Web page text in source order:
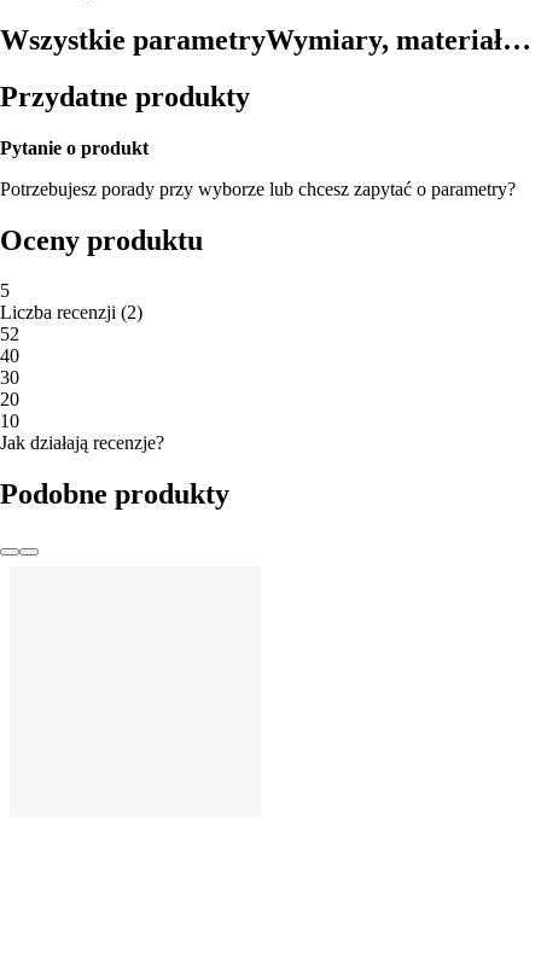
Wszystkie parametryWymiary, materiał…
Przydatne produkty
Pytanie o produkt
Potrzebujesz porady przy wyborze lub chcesz zapytać o parametry?
Oceny produktu
5
Liczba recenzji (2)
52
40
30
20
10
Jak działają recenzje?
Podobne produkty